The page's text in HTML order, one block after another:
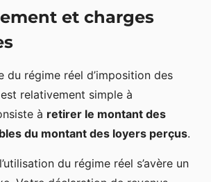
et charges
du régime réel d’imposition des
relativement simple à
à retirer le montant des
du montant des loyers perçus.
du régime réel s’avère un